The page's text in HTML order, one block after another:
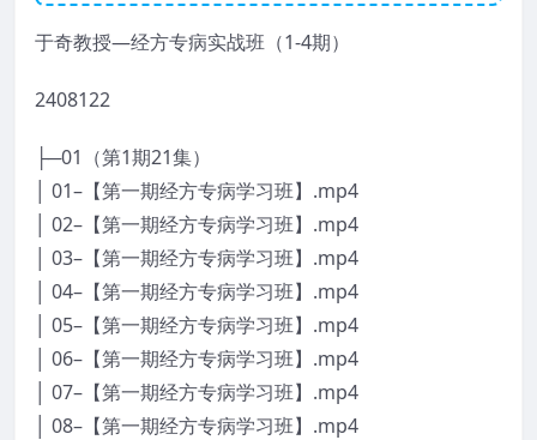
于奇教授—经方专病实战班（1-4期）
2408122
├─01（第1期21集）
│ 01–【第一期经方专病学习班】.mp4
│ 02–【第一期经方专病学习班】.mp4
│ 03–【第一期经方专病学习班】.mp4
│ 04–【第一期经方专病学习班】.mp4
│ 05–【第一期经方专病学习班】.mp4
│ 06–【第一期经方专病学习班】.mp4
│ 07–【第一期经方专病学习班】.mp4
│ 08–【第一期经方专病学习班】.mp4